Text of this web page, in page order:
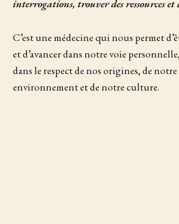
interrogations, trouver des ressources
C’est une médecine qui nous permet
et d’avancer dans notre voie
dans le respect de nos origines, de
environnement et de notre culture.